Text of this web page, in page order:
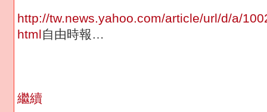
http://tw.news.yahoo.com/article/url/d/a/
html自由時報…
繼續